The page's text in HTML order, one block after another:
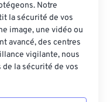
Notre
la sécurité de vos
image, une vidéo ou
avancé, des centres
vigilante, nous
la sécurité de vos